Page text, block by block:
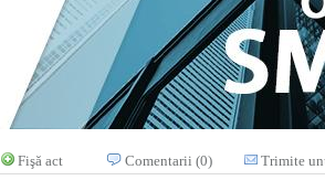
Fişă act Comentarii (0) Trimite